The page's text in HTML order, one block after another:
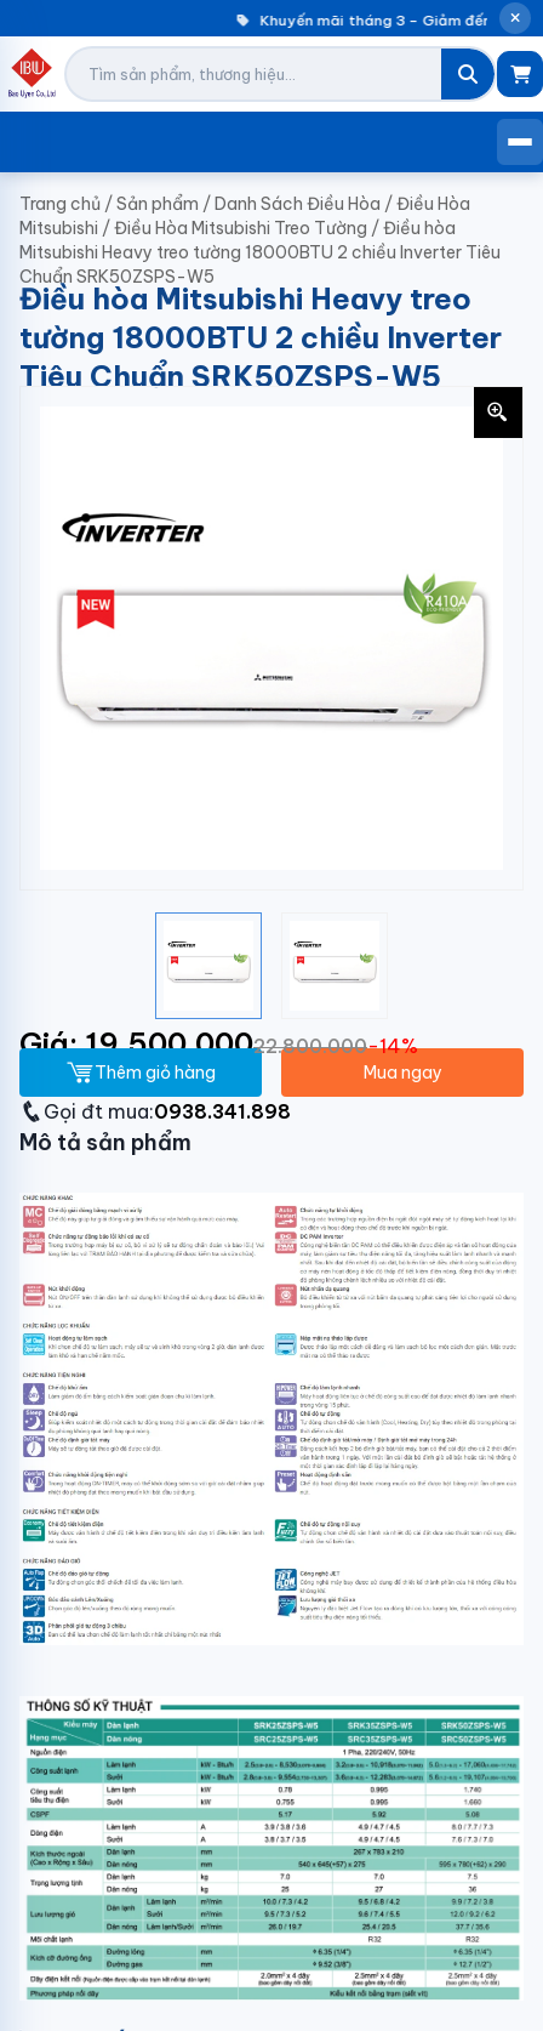
Khuyến mãi tháng 3 – Giảm đến 30%
Trang chủ /Sản phẩm /Danh Sách Điều Hòa /Điều Hòa
Mitsubishi /Điều Hòa Mitsubishi Treo Tường /Điều hòa
Mitsubishi Heavy treo tường 18000BTU 2 chiều Inverter Tiêu
Chuẩn SRK50ZSPS-W5
Điều hòa Mitsubishi Heavy treo
tường 18000BTU 2 chiều Inverter
Tiêu Chuẩn SRK50ZSPS-W5
Giá: 19.500.00022.800.000-14%
Thêm giỏ hàng Mua ngay
Gọi đt mua:0938.341.898
Mô tả sản phẩm